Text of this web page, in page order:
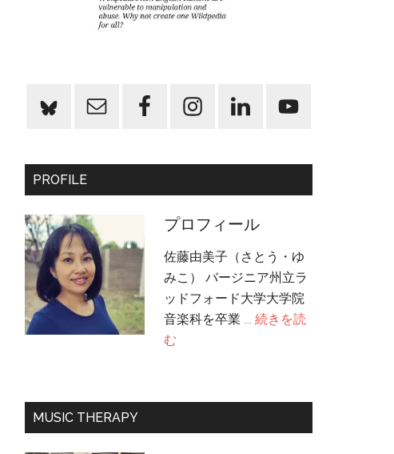
PROFILE
プロフィール
佐藤由美子（さとう・ゆ
みこ） バージニア州立ラ
ッドフォード大学大学院
音楽科を卒業 … 続きを読
む
フ
MUSIC THERAPY